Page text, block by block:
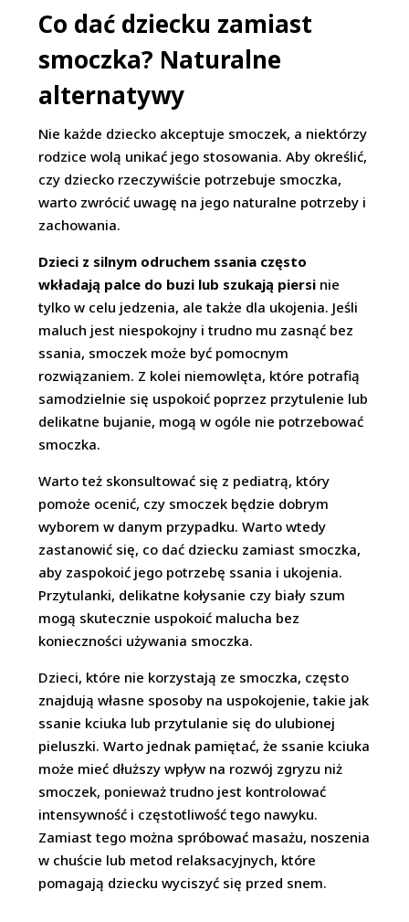
Co dać dziecku zamiast
smoczka? Naturalne
alternatywy
Nie każde dziecko akceptuje smoczek, a niektórzy
rodzice wolą unikać jego stosowania. Aby określić,
czy dziecko rzeczywiście potrzebuje smoczka,
warto zwrócić uwagę na jego naturalne potrzeby i
zachowania.
Dzieci z silnym odruchem ssania często
wkładają palce do buzi lub szukają piersi nie
tylko w celu jedzenia, ale także dla ukojenia. Jeśli
maluch jest niespokojny i trudno mu zasnąć bez
ssania, smoczek może być pomocnym
rozwiązaniem. Z kolei niemowlęta, które potrafią
samodzielnie się uspokoić poprzez przytulenie lub
delikatne bujanie, mogą w ogóle nie potrzebować
smoczka.
Warto też skonsultować się z pediatrą, który
pomoże ocenić, czy smoczek będzie dobrym
wyborem w danym przypadku. Warto wtedy
zastanowić się, co dać dziecku zamiast smoczka,
aby zaspokoić jego potrzebę ssania i ukojenia.
Przytulanki, delikatne kołysanie czy biały szum
mogą skutecznie uspokoić malucha bez
konieczności używania smoczka.
Dzieci, które nie korzystają ze smoczka, często
znajdują własne sposoby na uspokojenie, takie jak
ssanie kciuka lub przytulanie się do ulubionej
pieluszki. Warto jednak pamiętać, że ssanie kciuka
może mieć dłuższy wpływ na rozwój zgryzu niż
smoczek, ponieważ trudno jest kontrolować
intensywność i częstotliwość tego nawyku.
Zamiast tego można spróbować masażu, noszenia
w chuście lub metod relaksacyjnych, które
pomagają dziecku wyciszyć się przed snem.